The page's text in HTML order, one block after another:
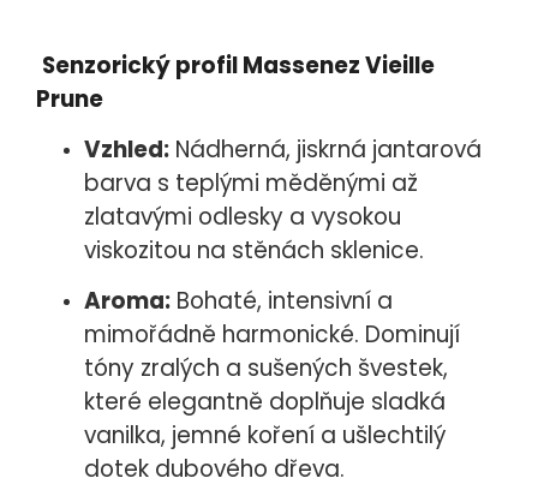
Senzorický profil Massenez Vieille
Prune
Vzhled: Nádherná, jiskrná jantarová
barva s teplými měděnými až
zlatavými odlesky a vysokou
viskozitou na stěnách sklenice.
Aroma: Bohaté, intensivní a
mimořádně harmonické. Dominují
tóny zralých a sušených švestek,
které elegantně doplňuje sladká
vanilka, jemné koření a ušlechtilý
dotek dubového dřeva.